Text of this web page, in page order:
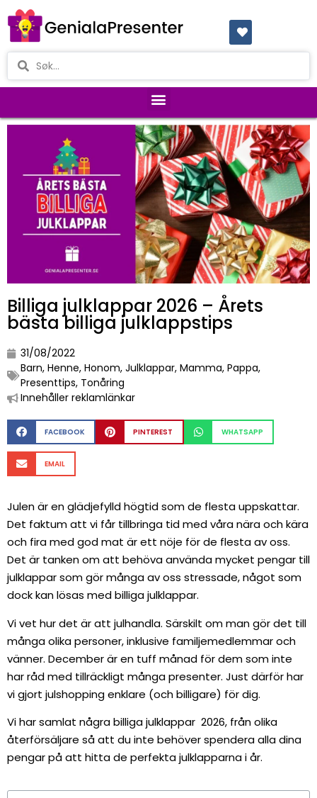
Billiga julklappar 2026 – Årets
bästa billiga julklappstips
31/08/2022
Barn, Henne, Honom, Julklappar, Mamma, Pappa,
Presenttips, Tonåring
Innehåller reklamlänkar
FACEBOOK PINTEREST WHATSAPP
EMAIL
Julen är en glädjefylld högtid som de flesta uppskattar.
Det faktum att vi får tillbringa tid med våra nära och kära
och fira med god mat är ett nöje för de flesta av oss.
Det är tanken om att behöva använda mycket pengar till
julklappar som gör många av oss stressade, något som
dock kan lösas med billiga julklappar.
Vi vet hur det är att julhandla. Särskilt om man gör det till
många olika personer, inklusive familjemedlemmar och
vänner. December är en tuff månad för dem som inte
har råd med tillräckligt många presenter. Just därför har
vi gjort julshopping enklare (och billigare) för dig.
Vi har samlat några billiga julklappar 2026, från olika
återförsäljare så att du inte behöver spendera alla dina
pengar på att hitta de perfekta julklapparna i år.